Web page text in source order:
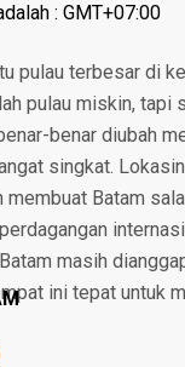
: GMT+07:00
pulau terbesar di
pulau miskin,
benar diubah
singkat.
membuat Batam
masih
ini tepat untuk